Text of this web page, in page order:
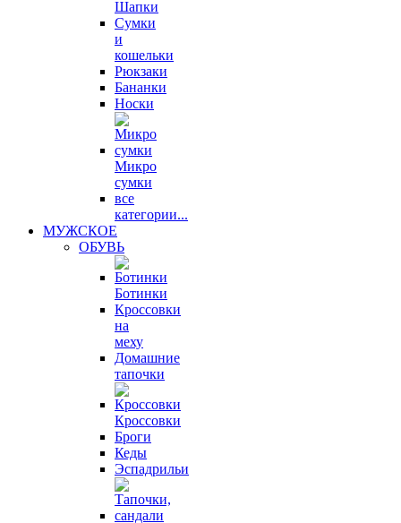
Шапки
Сумки
и
кошельки
Рюкзаки
Бананки
Носки
Микро
сумки
все
категории...
МУЖСКОЕ
ОБУВЬ
Ботинки
Кроссовки
на
меху
Домашние
тапочки
Кроссовки
Броги
Кеды
Эспадрильи